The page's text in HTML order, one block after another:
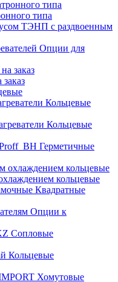
типа
ТЭНП с раздвоенным
Опции для
Кольцевые
Кольцевые
Герметичные
кольцевые
Квадратные
Опции к
Cопловые
Кольцевые
Хомутовые